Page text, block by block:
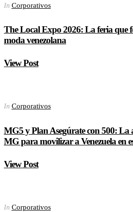
In Corporativos
The Local Expo 2026: La feria que
moda venezolana
View Post
In Corporativos
MG5 y Plan Asegúrate con 500: La
MG para movilizar a Venezuela en
View Post
In Corporativos